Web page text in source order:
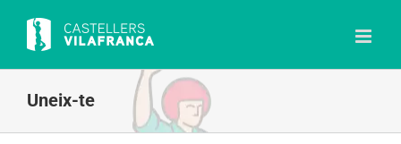
content
Uneix-te